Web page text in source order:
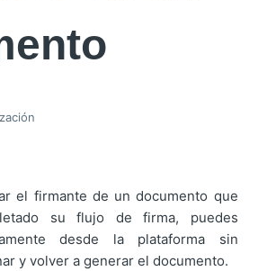
el firmante de un documento que
su flujo de firma, puedes
desde la plataforma sin
y volver a generar el documento.